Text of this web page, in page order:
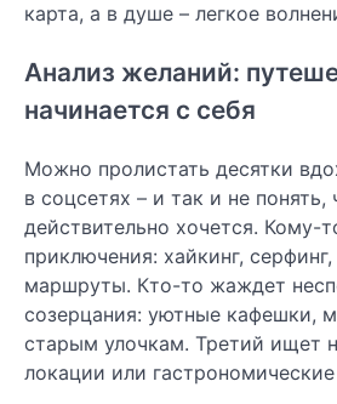
карта, а в душе – легкое
Анализ желаний:
начинается с себя
Можно пролистать десятки
в соцсетях – и так и не понять,
действительно хочется. Кому-
приключения: хайкинг,
маршруты. Кто-то жаждет
созерцания: уютные кафешки,
старым улочкам. Третий ищет
локации или